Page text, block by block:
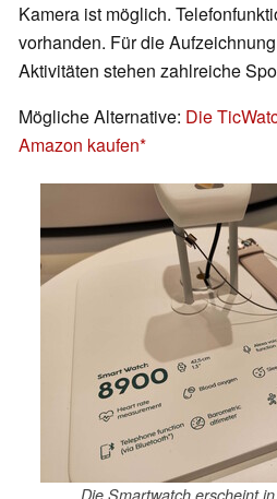
Kamera ist möglich.
vorhanden. Für die
Aktivitäten stehen zahlreiche
Mögliche Alternative: Die
Amazon kaufen